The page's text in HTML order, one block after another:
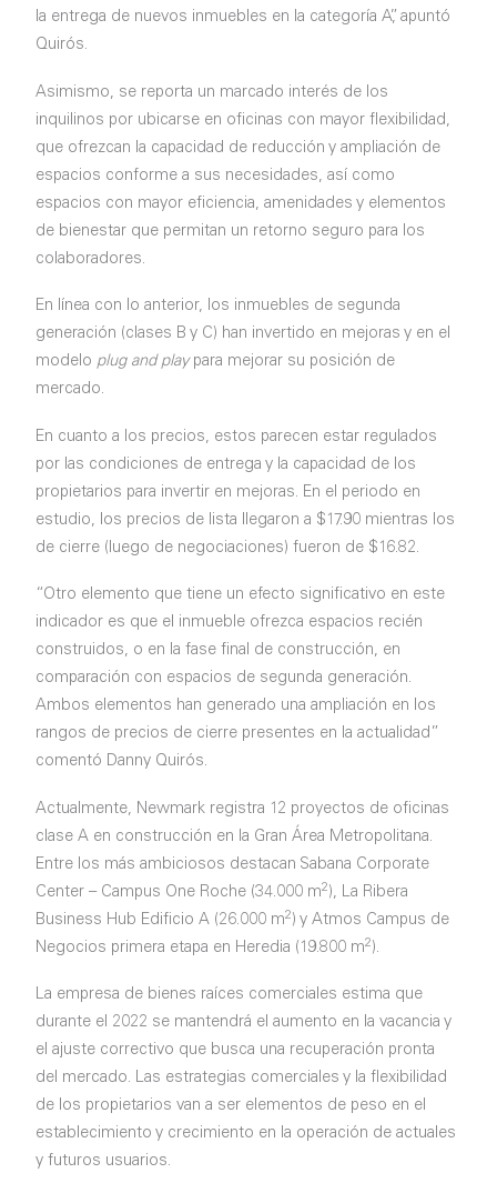
la entrega de nuevos inmuebles en la categoría A”, apuntó
Quirós.
Asimismo, se reporta un marcado interés de los
inquilinos por ubicarse en oficinas con mayor flexibilidad,
que ofrezcan la capacidad de reducción y ampliación de
espacios conforme a sus necesidades, así como
espacios con mayor eficiencia, amenidades y elementos
de bienestar que permitan un retorno seguro para los
colaboradores.
En línea con lo anterior, los inmuebles de segunda
generación (clases B y C) han invertido en mejoras y en el
modelo plug and play para mejorar su posición de
mercado.
En cuanto a los precios, estos parecen estar regulados
por las condiciones de entrega y la capacidad de los
propietarios para invertir en mejoras. En el periodo en
estudio, los precios de lista llegaron a $17.90 mientras los
de cierre (luego de negociaciones) fueron de $16.82.
“Otro elemento que tiene un efecto significativo en este
indicador es que el inmueble ofrezca espacios recién
construidos, o en la fase final de construcción, en
comparación con espacios de segunda generación.
Ambos elementos han generado una ampliación en los
rangos de precios de cierre presentes en la actualidad”
comentó Danny Quirós.
Actualmente, Newmark registra 12 proyectos de oficinas
clase A en construcción en la Gran Área Metropolitana.
Entre los más ambiciosos destacan Sabana Corporate
Center – Campus One Roche (34.000 m2), La Ribera
Business Hub Edificio A (26.000 m2) y Atmos Campus de
Negocios primera etapa en Heredia (19.800 m2).
La empresa de bienes raíces comerciales estima que
durante el 2022 se mantendrá el aumento en la vacancia y
el ajuste correctivo que busca una recuperación pronta
del mercado. Las estrategias comerciales y la flexibilidad
de los propietarios van a ser elementos de peso en el
establecimiento y crecimiento en la operación de actuales
y futuros usuarios.